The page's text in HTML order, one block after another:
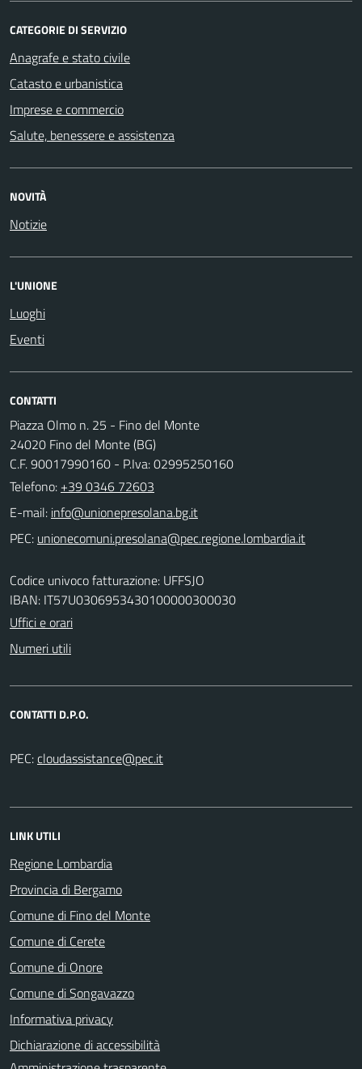
CATEGORIE DI SERVIZIO
Anagrafe e stato civile
Catasto e urbanistica
Imprese e commercio
Salute, benessere e assistenza
NOVITÀ
Notizie
L'UNIONE
Luoghi
Eventi
CONTATTI
Piazza Olmo n. 25 - Fino del Monte
24020 Fino del Monte (BG)
C.F. 90017990160 - P.Iva: 02995250160
Telefono: +39 0346 72603
E-mail:
PEC:
Codice univoco fatturazione: UFFSJO
IBAN: IT57U0306953430100000300030
Uffici e orari
Numeri utili
CONTATTI D.P.O.
PEC:
LINK UTILI
Regione Lombardia
Provincia di Bergamo
Comune di Fino del Monte
Comune di Cerete
Comune di Onore
Comune di Songavazzo
Informativa privacy
Dichiarazione di accessibilità